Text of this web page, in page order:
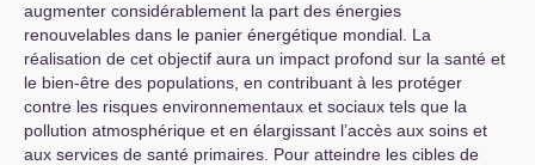
augmenter considérablement la part des énergies
renouvelables dans le panier énergétique mondial. La
réalisation de cet objectif aura un impact profond sur la santé et
le bien-être des populations, en contribuant à les protéger
contre les risques environnementaux et sociaux tels que la
pollution atmosphérique et en élargissant l’accès aux soins et
aux services de santé primaires. Pour atteindre les cibles de